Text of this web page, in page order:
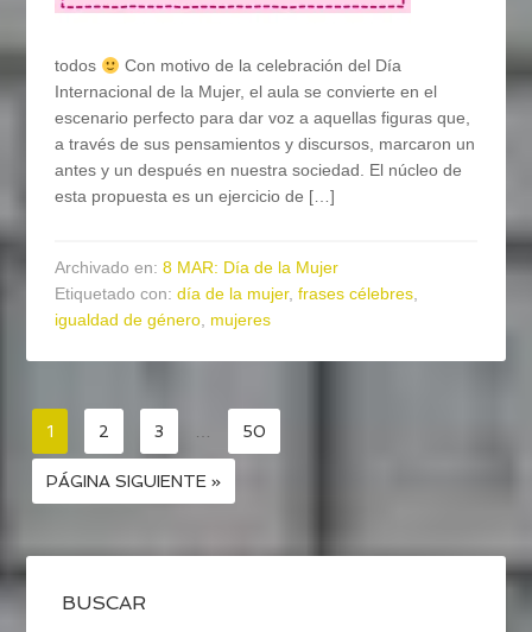
todos
Con motivo de la celebración del Día
Internacional de la Mujer, el aula se convierte en el
escenario perfecto para dar voz a aquellas figuras que,
a través de sus pensamientos y discursos, marcaron un
antes y un después en nuestra sociedad. El núcleo de
esta propuesta es un ejercicio de […]
Archivado en:8 MAR: Día de la Mujer
Etiquetado con:día de la mujer,frases célebres,
igualdad de género, mujeres
1 2 3 … 50
PÁGINA SIGUIENTE »
BUSCAR